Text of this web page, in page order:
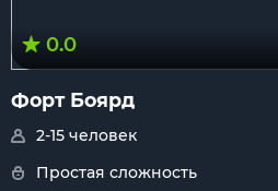
0.0
Форт Боярд
2-15 человек
Простая сложность